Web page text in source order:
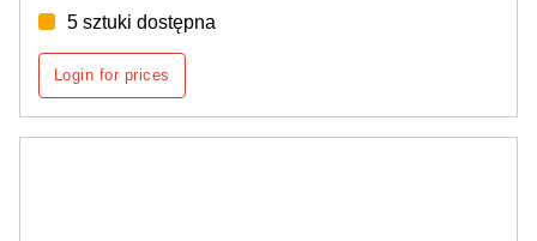
5 sztuki dostępna
Login for prices